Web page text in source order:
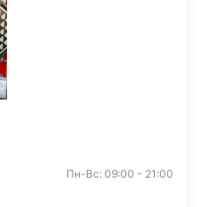
Пн-Вс: 09:00 - 21:00